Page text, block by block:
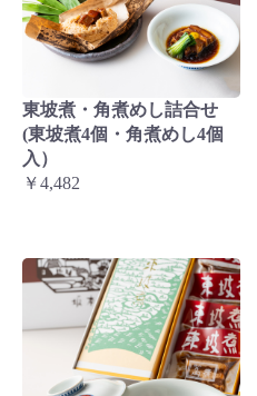
東坡煮・角煮めし詰合せ
(東坡煮4個・角煮めし4個
入）
￥4,482